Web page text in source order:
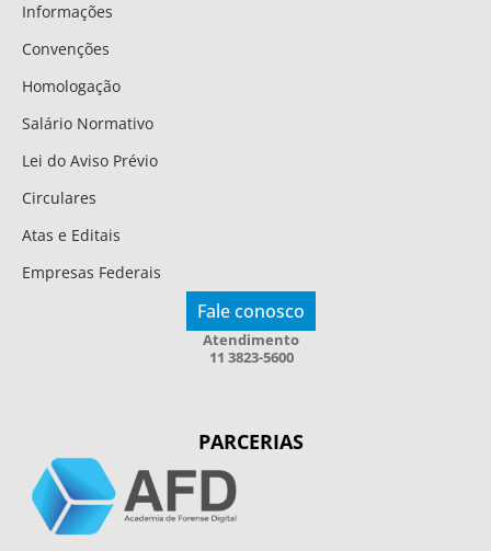
Informações
Convenções
Homologação
Salário Normativo
Lei do Aviso Prévio
Circulares
Atas e Editais
Empresas Federais
Fale conosco
Atendimento
11 3823-5600
PARCERIAS